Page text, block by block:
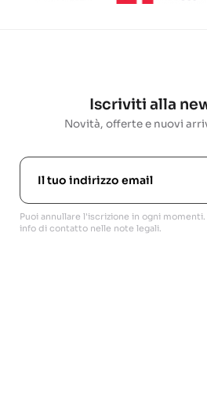
Iscriviti alla
Novità, offerte e nuovi
Puoi annullare l'iscrizione in ogni
info di contatto nelle note legali.